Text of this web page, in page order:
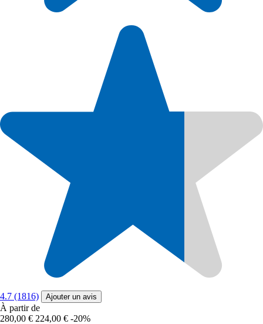
4.7 (1816) Ajouter un avis
À partir de
280,00 € 224,00 € -20%